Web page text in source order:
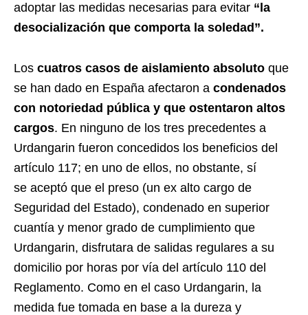
adoptar las medidas necesarias para evitar “la
desocialización que comporta la soledad”.
Los cuatros casos de aislamiento absoluto que
se han dado en España afectaron a condenados
con notoriedad pública y que ostentaron altos
cargos. En ninguno de los tres precedentes a
Urdangarin fueron concedidos los beneficios del
artículo 117; en uno de ellos, no obstante, sí
se aceptó que el preso (un ex alto cargo de
Seguridad del Estado), condenado en superior
cuantía y menor grado de cumplimiento que
Urdangarin, disfrutara de salidas regulares a su
domicilio por horas por vía del artículo 110 del
Reglamento. Como en el caso Urdangarin, la
medida fue tomada en base a la dureza y